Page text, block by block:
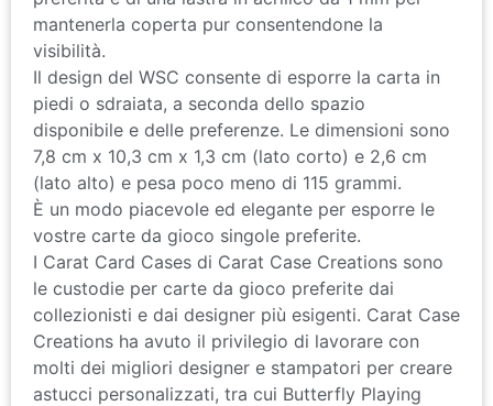
mantenerla coperta pur consentendone la
visibilità.
Il design del WSC consente di esporre la carta in
piedi o sdraiata, a seconda dello spazio
disponibile e delle preferenze. Le dimensioni sono
7,8 cm x 10,3 cm x 1,3 cm (lato corto) e 2,6 cm
(lato alto) e pesa poco meno di 115 grammi.
È un modo piacevole ed elegante per esporre le
vostre carte da gioco singole preferite.
I Carat Card Cases di Carat Case Creations sono
le custodie per carte da gioco preferite dai
collezionisti e dai designer più esigenti. Carat Case
Creations ha avuto il privilegio di lavorare con
molti dei migliori designer e stampatori per creare
astucci personalizzati, tra cui Butterfly Playing